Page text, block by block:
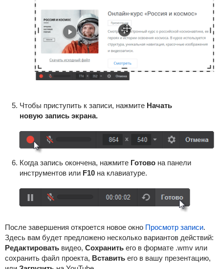
Чтобы приступить к записи, нажмите Начать
новую запись экрана.
Когда запись окончена, нажмите Готово на панели
инструментов или F10на клавиатуре.
После завершения откроется новое окно Просмотр записи.
Здесь вам будет предложено несколько вариантов действий:
Редактировать видео, Сохранить его в формате .wmv или
сохранить файл проекта, Вставить его в вашу презентацию,